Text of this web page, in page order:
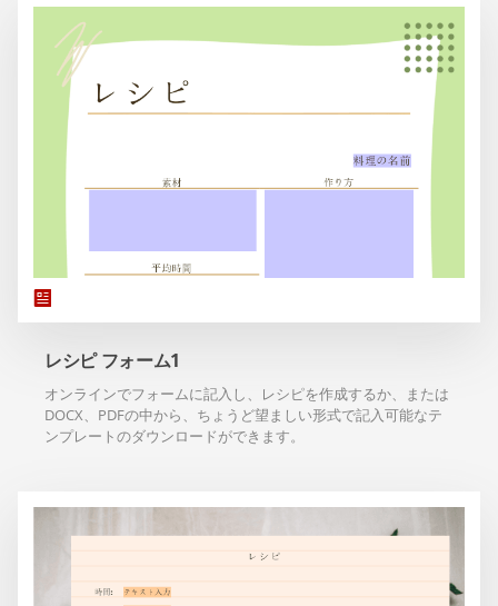
レシピ フォーム1
オンラインでフォームに記入し、レシピを作成するか、または
DOCX、PDFの中から、ちょうど望ましい形式で記入可能なテ
ンプレートのダウンロードができます。